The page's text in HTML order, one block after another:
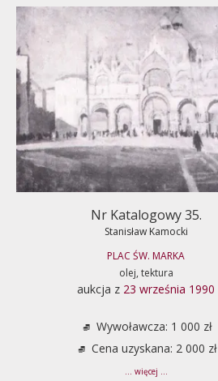
Nr Katalogowy 35.
Stanisław Kamocki
PLAC ŚW. MARKA
olej, tektura
aukcja z 23 września 1990
Wywoławcza: 1 000 zł
Cena uzyskana: 2 000 zł
... więcej ...